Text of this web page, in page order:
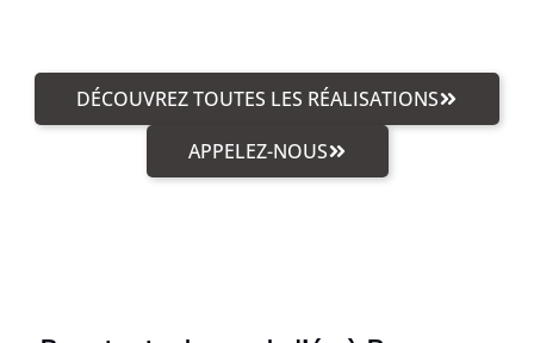
DÉCOUVREZ TOUTES LES RÉALISATIONS
APPELEZ-NOUS